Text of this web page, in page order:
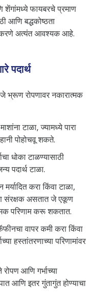
शेंगांमध्ये फायबरचे प्रमाण
आणि बद्धकोष्ठता
करणे अत्यंत आवश्यक आहे.
पदार्थ
भ्रूण रोपणावर नकारात्मक
टाळा, ज्यामध्ये पारा
पोहोचवू शकते.
धोका टाळण्यासाठी
पदार्थ टाळा.
करा किंवा टाळा,
संरक्षक असतात जे एकूण
परिणाम करू शकतात.
वापर कमी करा किंवा
हस्तांतरणाच्या परिणामांवर
आणि गर्भाच्या
आणि इतर गुंतागुंत होण्याचा